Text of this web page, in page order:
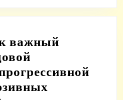
важный